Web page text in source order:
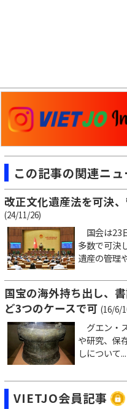
この記事の関連ニュ
改正文化遺産法を可決
(24/11/26)
国会は23
多数で可決
遺産の管理
国宝の海外持ち出し、
ど3つのケースで可 (16/6/
グエン・
や研究、保
しについて...
VIETJO会員記事